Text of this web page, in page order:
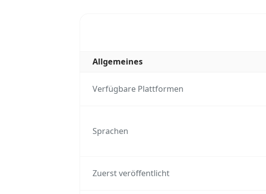
Allgemeines
Verfügbare Plattformen
Sprachen
Zuerst veröffentlicht